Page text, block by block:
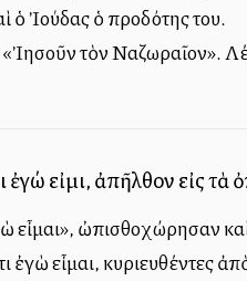
ὁ Ἰούδας ὁ προδότης του.
τὸν Ναζωραῖον».
ἐγώ εἰμι, ἀπῆλθον εἰς
εἶμαι», ὠπισθοχώρησαν
ἐγὼ εἶμαι,